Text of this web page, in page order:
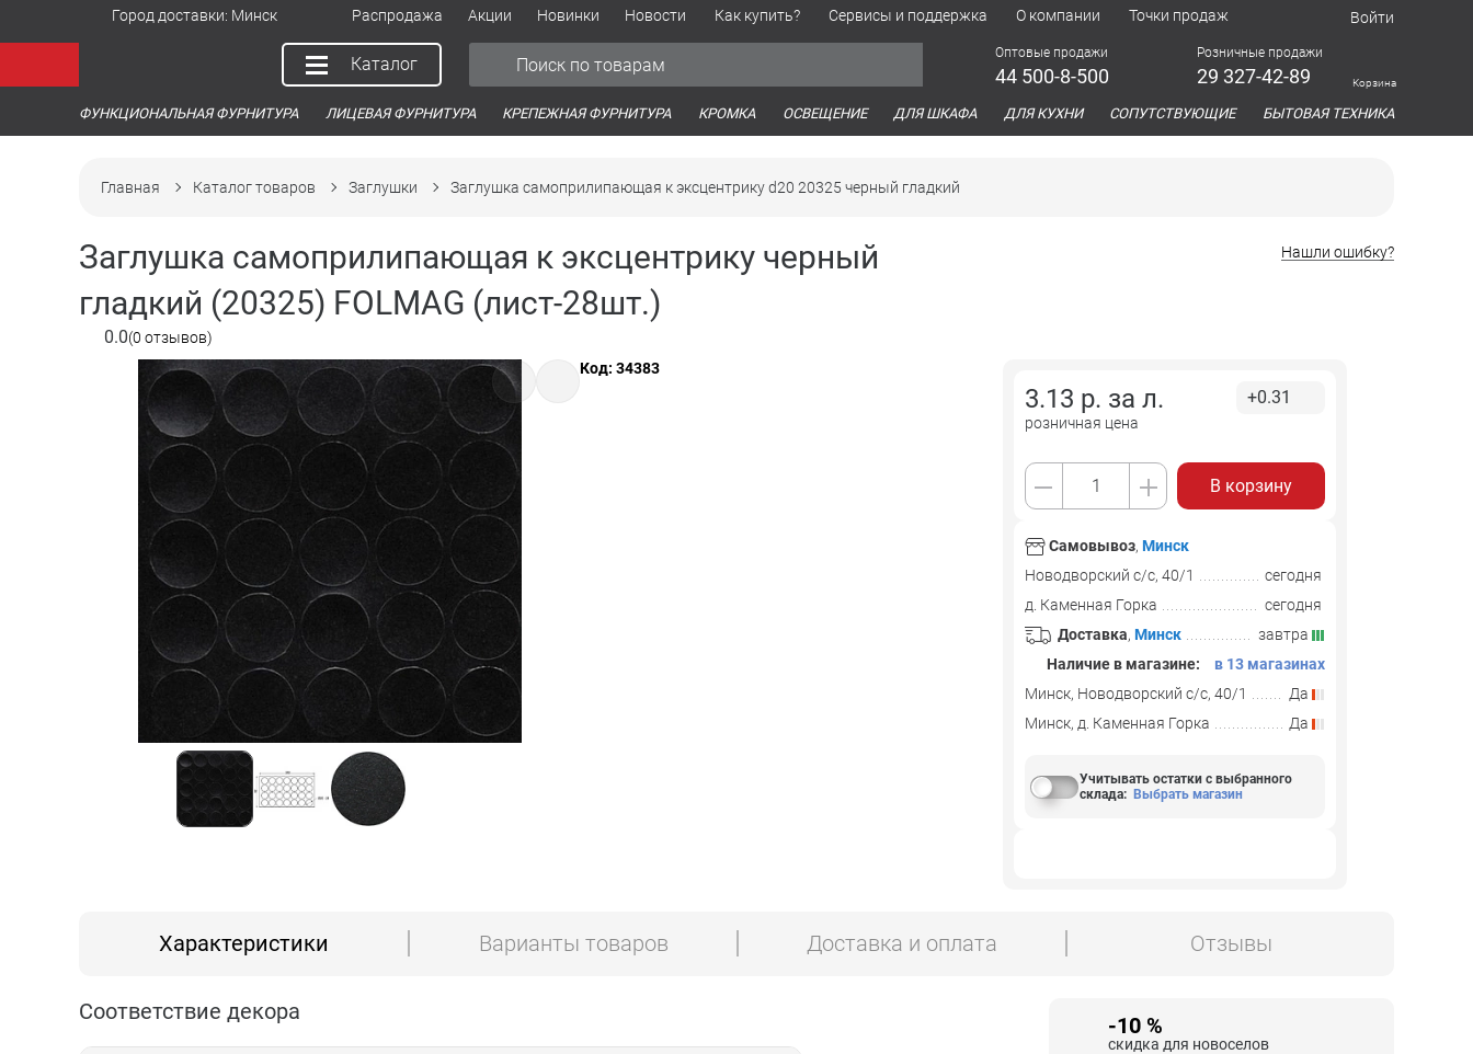
Город доставки: Минск Распродажа Акции Новинки Новости Как купить? Сервисы и поддержка О компании Точки продаж Войти
Каталог
Оптовые продажи
44 500-8-500
Розничные продажи
29 327-42-89 Корзина
ФУНКЦИОНАЛЬНАЯ ФУРНИТУРА ЛИЦЕВАЯ ФУРНИТУРА КРЕПЕЖНАЯ ФУРНИТУРА КРОМКА ОСВЕЩЕНИЕ ДЛЯ ШКАФА ДЛЯ КУХНИ СОПУТСТВУЮЩИЕ БЫТОВАЯ ТЕХНИКА
Главная Каталог товаров Заглушки Заглушка самоприлипающая к эксцентрику d20 20325 черный гладкий
Заглушка самоприлипающая к эксцентрику черный
гладкий (20325) FOLMAG (лист-28шт.)
0.0(0 отзывов)
Нашли ошибку?
Код: 34383
3.13 р. за л.
розничная цена
+0.31
В корзину
Самовывоз, Минск
Новодворский с/с, 40/1
сегодня
д. Каменная Горка
сегодня
Доставка, Минск
завтра
Наличие в магазине:
в 13 магазинах
Минск, Новодворский с/с, 40/1
Да
Минск, д. Каменная Горка
Да
Учитывать остатки с выбранного
склада: Выбрать магазин
Характеристики Варианты товаров Доставка и оплата Отзывы
Соответствие декора
-10 %
скидка для новоселов